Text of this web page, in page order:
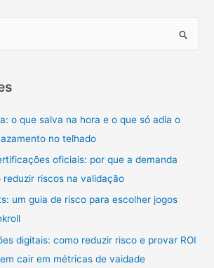
o que salva na hora e o que só adia o
no telhado
oficiais: por que a demanda
riscos na validação
um guia de risco para escolher jogos
digitais: como reduzir risco e provar ROI
cair em métricas de vaidade